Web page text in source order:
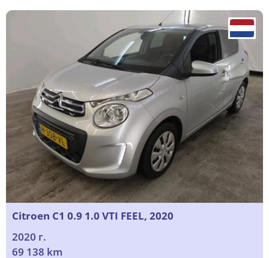
Citroen C1 0.9 1.0 VTI FEEL, 2020
2020 г.
69 138 km